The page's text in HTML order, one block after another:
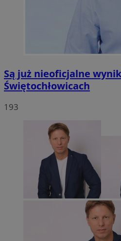
Są już nieoficjalne
Świętochłowicach
193